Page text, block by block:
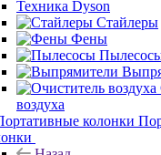
Техника Dyson
Стайлеры
Фены
воздуха